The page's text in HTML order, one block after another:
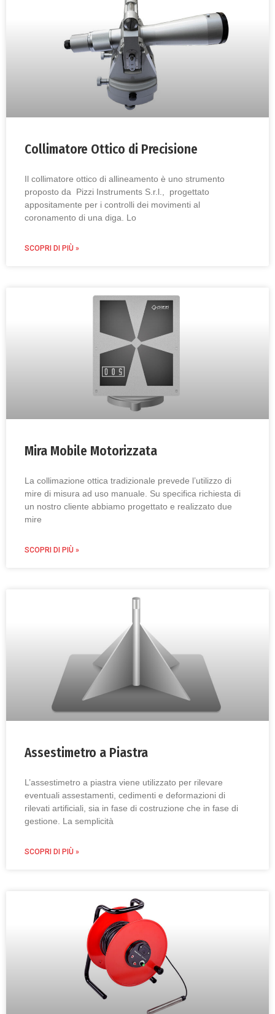
Collimatore Ottico di Precisione
Il collimatore ottico di allineamento è uno strumento
proposto da Pizzi Instruments S.r.l., progettato
appositamente per i controlli dei movimenti al
coronamento di una diga. Lo
SCOPRI DI PIÙ »
Mira Mobile Motorizzata
La collimazione ottica tradizionale prevede l’utilizzo di
mire di misura ad uso manuale. Su specifica richiesta di
un nostro cliente abbiamo progettato e realizzato due
mire
SCOPRI DI PIÙ »
Assestimetro a Piastra
L’assestimetro a piastra viene utilizzato per rilevare
eventuali assestamenti, cedimenti e deformazioni di
rilevati artificiali, sia in fase di costruzione che in fase di
gestione. La semplicità
SCOPRI DI PIÙ »